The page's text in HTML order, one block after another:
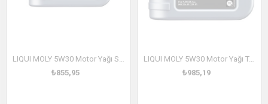
₺855,95
LIQUI MOLY 5W30 Motor Yağı Top Tec 4400 1 Litre (2319)
₺985,19